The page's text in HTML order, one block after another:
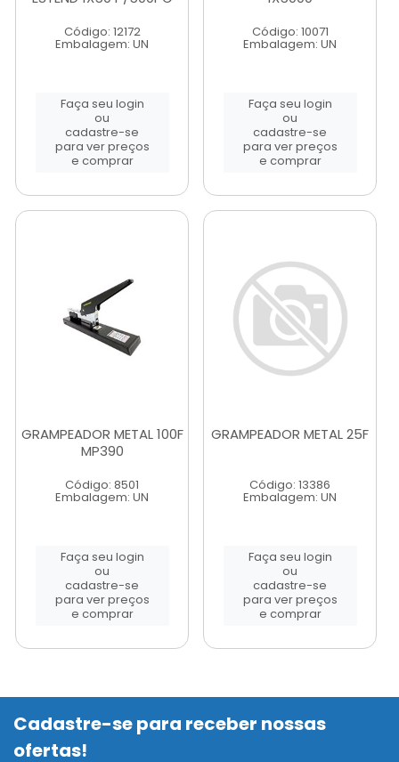
Código: 12172
Embalagem: UN
Faça seu login
ou
cadastre-se
para ver preços
e comprar
Código: 10071
Embalagem: UN
Faça seu login
ou
cadastre-se
para ver preços
e comprar
GRAMPEADOR METAL 100F
MP390
Código: 8501
Embalagem: UN
Faça seu login
ou
cadastre-se
para ver preços
e comprar
GRAMPEADOR METAL 25F
Código: 13386
Embalagem: UN
Faça seu login
ou
cadastre-se
para ver preços
e comprar
Cadastre-se para receber nossas
ofertas!